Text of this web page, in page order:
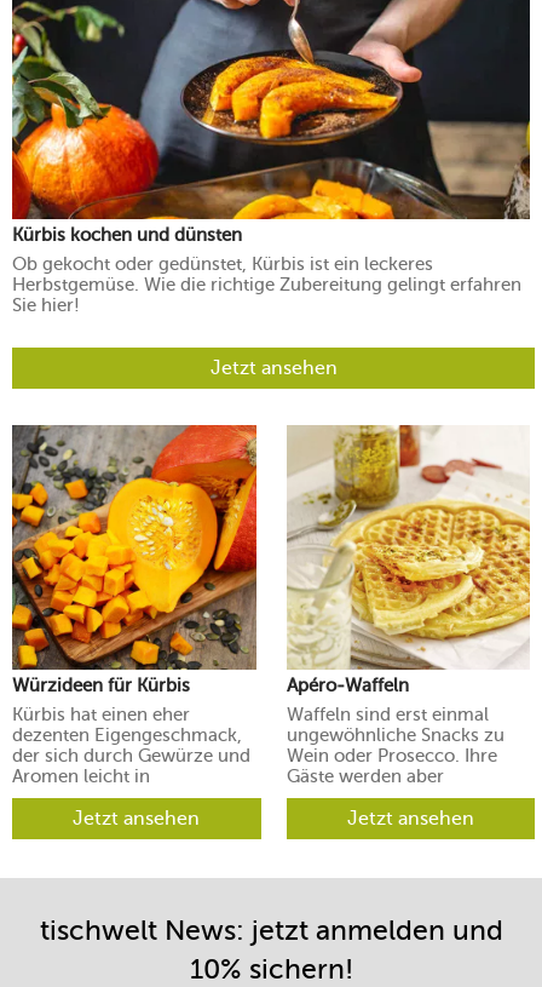
Kürbis kochen und dünsten
Ob gekocht oder gedünstet, Kürbis ist ein leckeres
Herbstgemüse. Wie die richtige Zubereitung gelingt erfahren
Sie hier!
Jetzt ansehen
Würzideen für Kürbis
Kürbis hat einen eher
dezenten Eigengeschmack,
der sich durch Gewürze und
Aromen leicht in
verschiedene Richtungen
lenken lässt.Jetzt ansehen
Apéro-Waffeln
Waffeln sind erst einmal
ungewöhnliche Snacks zu
Wein oder Prosecco. Ihre
Gäste werden aber
begeistert sein.
Jetzt ansehen
tischwelt News: jetzt anmelden und
10% sichern!